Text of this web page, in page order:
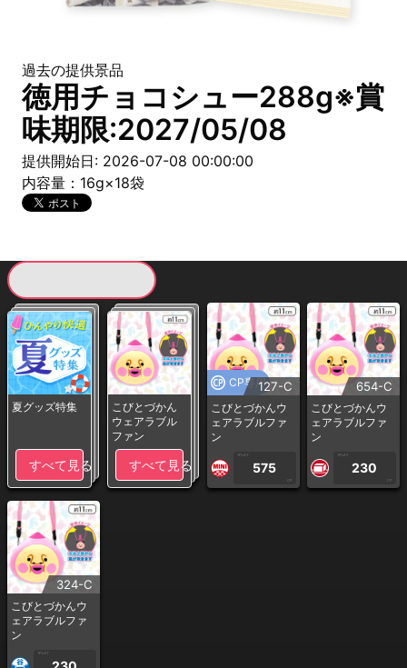
過去の提供景品
徳用チョコシュー288g※賞
味期限:2027/05/08
提供開始日: 2026-07-08 00:00:00
内容量：16g×18袋
夏グッズ特集
すべて見る
こびとづかん
ウェアラブル
ファン
すべて見る
CP専用127-C
こびとづかんウ
ェアラブルファ
ン
1PLAY
575
CP
654-C
こびとづかんウ
ェアラブルファ
ン
1PLAY
230
CP
324-C
こびとづかんウ
ェアラブルファ
ン
1PLAY